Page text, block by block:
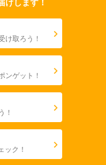
け取ろう！
ンゲット！
！
ック！